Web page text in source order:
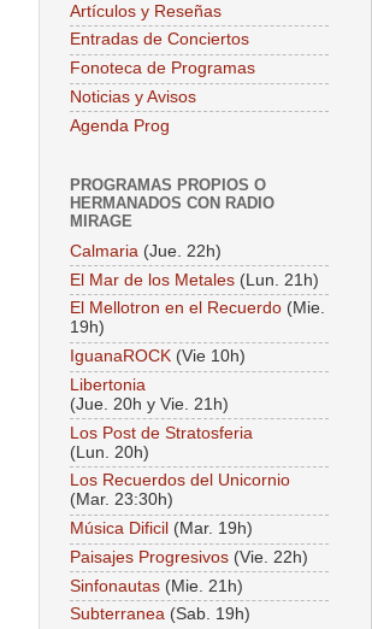
Artículos y Reseñas
Entradas de Conciertos
Fonoteca de Programas
Noticias y Avisos
Agenda Prog
PROGRAMAS PROPIOS O
HERMANADOS CON RADIO
MIRAGE
Calmaria (Jue. 22h)
El Mar de los Metales (Lun. 21h)
El Mellotron en el Recuerdo (Mie.
19h)
IguanaROCK (Vie 10h)
Libertonia
(Jue. 20h y Vie. 21h)
Los Post de Stratosferia
(Lun. 20h)
Los Recuerdos del Unicornio
(Mar. 23:30h)
Música Dificil (Mar. 19h)
Paisajes Progresivos (Vie. 22h)
Sinfonautas (Mie. 21h)
Subterranea (Sab. 19h)